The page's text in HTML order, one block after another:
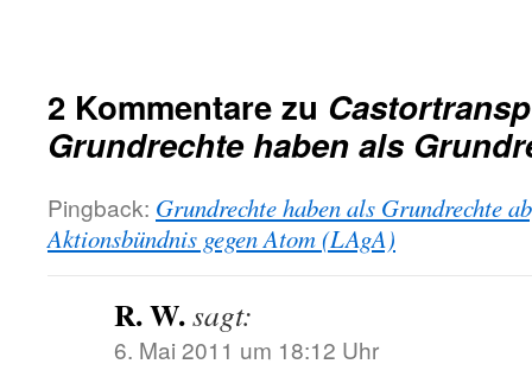
2 Kommentare zu
Grundrechte haben als
Pingback: Grundrechte haben als Grundrechte
Aktionsbündnis gegen Atom (LAgA)
R. W.sagt:
6. Mai 2011 um 18:12 Uhr